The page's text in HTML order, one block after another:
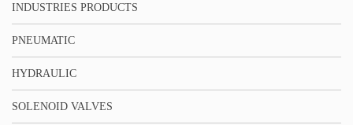
INDUSTRIES PRODUCTS
PNEUMATIC
HYDRAULIC
SOLENOID VALVES